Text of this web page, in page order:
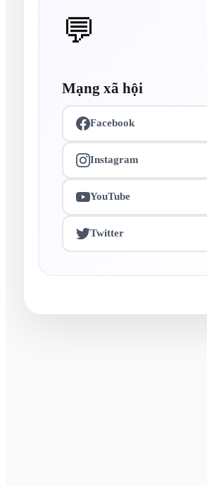
💬
Mạng xã hội
Facebook
Instagram
YouTube
Twitter